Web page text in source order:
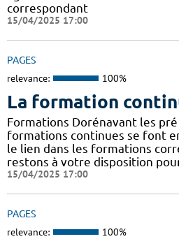
correspondant
15/04/2025 17:00
PAGES
relevance: 100%
La formation
Formations Dorénavant les
formations continues se font
le lien dans les formations
restons à votre disposition
15/04/2025 17:00
PAGES
relevance: 100%